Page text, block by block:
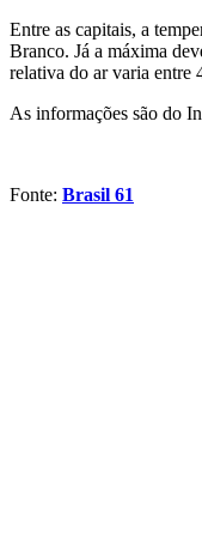
Entre as capitais, a
Branco. Já a máxima
relativa do ar varia entre
As informações são do
Fonte: Brasil 61